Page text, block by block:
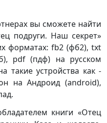
вы сможете найти
подруги. Наш секрет»
форматах: fb2 (фб2), txt
pdf (пдф) на русском
такие устройства как -
на Андроид (android),
книги «Отец